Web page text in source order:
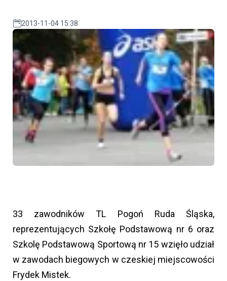
2013-11-04 15:38
33 zawodników TL Pogoń Ruda Śląska,
reprezentujących Szkołę Podstawową nr 6 oraz
Szkolę Podstawową Sportową nr 15 wzięło udział
w zawodach biegowych w czeskiej miejscowości
Frydek Mistek.